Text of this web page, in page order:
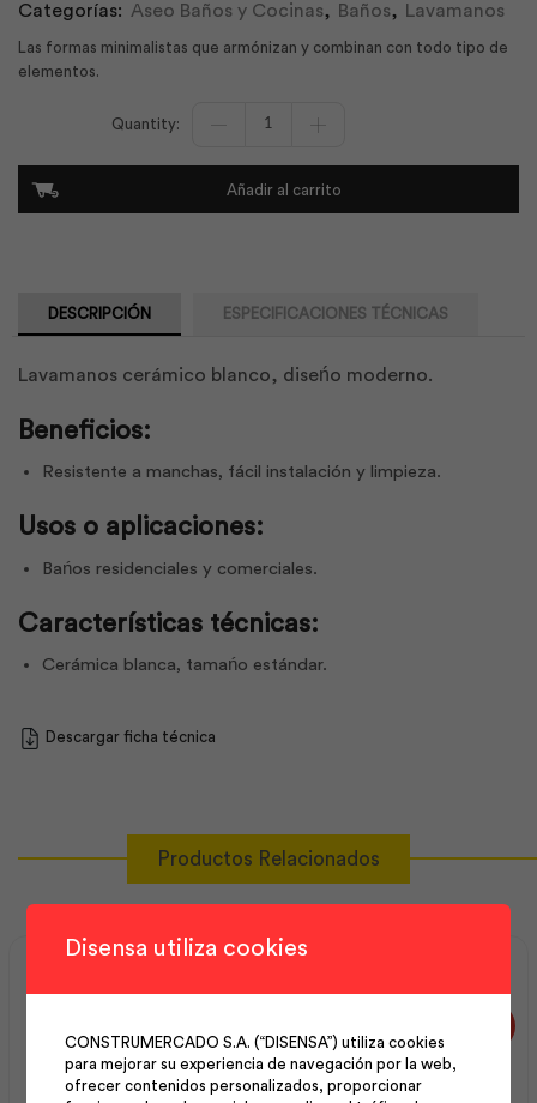
Categorías: Aseo Baños y Cocinas, Baños, Lavamanos
Las formas minimalistas que armónizan y combinan con todo tipo de
elementos.
BriggsAñadir al carrito
DESCRIPCIÓN ESPECIFICACIONES TÉCNICAS
Lavamanos cerámico blanco, diseńo moderno.
Beneficios:
Resistente a manchas, fácil instalación y limpieza.
Usos o aplicaciones:
Bańos residenciales y comerciales.
Características técnicas:
Cerámica blanca, tamańo estándar.
Descargar ficha técnica
Productos Relacionados
Disensa utiliza cookies
CONSTRUMERCADO S.A. (“DISENSA”) utiliza cookies
para mejorar su experiencia de navegación por la web,
ofrecer contenidos personalizados, proporcionar